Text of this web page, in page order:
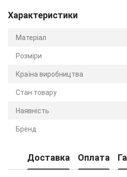
Характеристики
Матеріал
Розміри
Країна виробництва
Стан товару
Наявність
Бренд
Доставка Оплата